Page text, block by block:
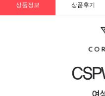
상품정보 상품후기